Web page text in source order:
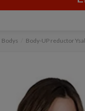
Bodys Body-UP reductor